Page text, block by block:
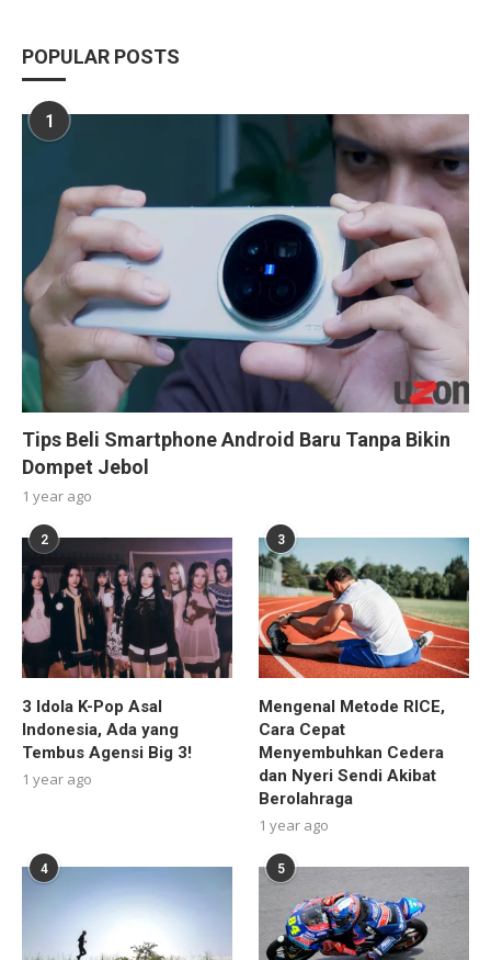
POPULAR POSTS
1
Tips Beli Smartphone Android Baru Tanpa Bikin
Dompet Jebol
1 year ago
2
3 Idola K-Pop Asal
Indonesia, Ada yang
Tembus Agensi Big 3!
1 year ago
3
Mengenal Metode RICE,
Cara Cepat
Menyembuhkan Cedera
dan Nyeri Sendi Akibat
Berolahraga
1 year ago
4 5